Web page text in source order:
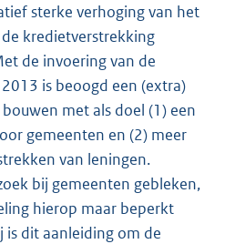
sterke verhoging van het
kredietverstrekking
de invoering van de
is beoogd een (extra)
met als doel (1) een
gemeenten en (2) meer
van leningen.
bij gemeenten gebleken,
hierop maar beperkt
is dit aanleiding om de